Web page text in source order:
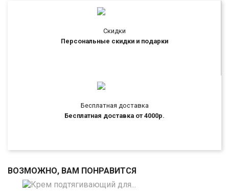
Скидки
Персональные скидки и подарки
Бесплатная доставка
Бесплатная доставка от 4000р.
ВОЗМОЖНО, ВАМ ПОНРАВИТСЯ